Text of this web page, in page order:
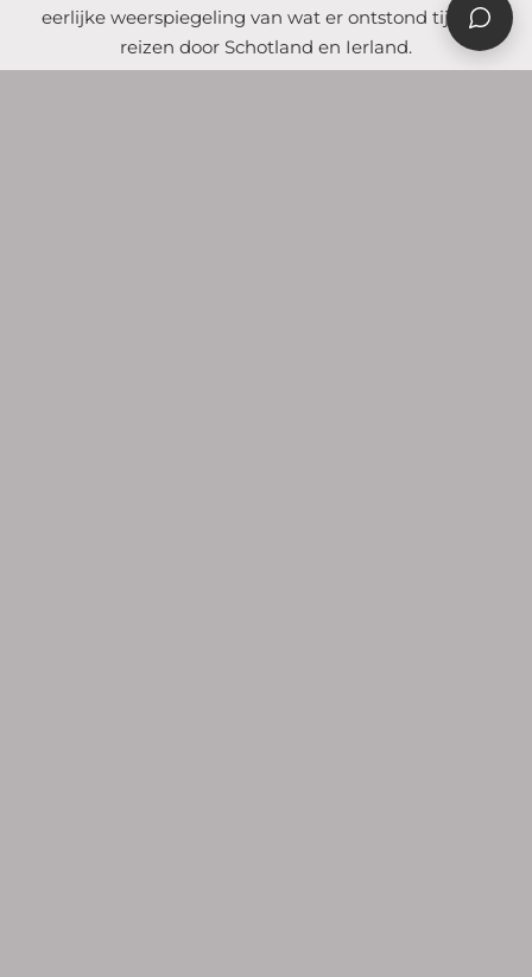
eerlijke weerspiegeling van wat er ontstond tijdens
reizen door Schotland en Ierland.